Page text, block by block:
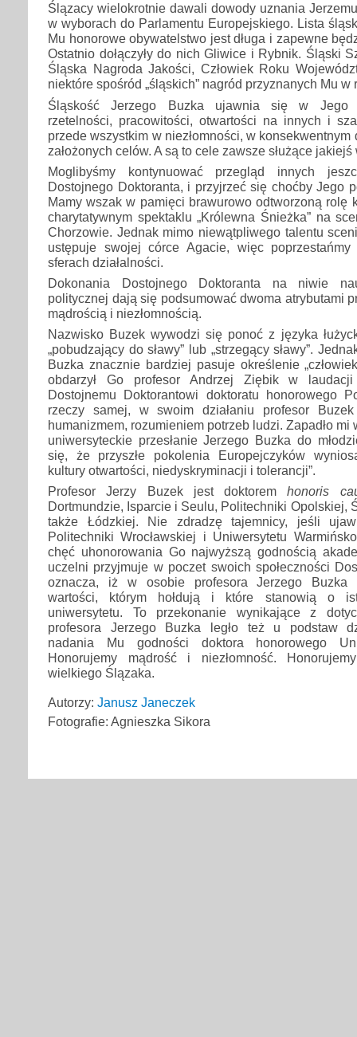
Ślązacy wielokrotnie dawali dowody uznania
w wyborach do Parlamentu Europejskiego. Lista
Mu honorowe obywatelstwo jest długa i zapewne
Ostatnio dołączyły do nich Gliwice i Rybnik. Śląski
Śląska Nagroda Jakości, Człowiek Roku
niektóre spośród „śląskich” nagród przyznanych Mu w
Śląskość Jerzego Buzka ujawnia się w Jego
rzetelności, pracowitości, otwartości na innych i
przede wszystkim w niezłomności, w
założonych celów. A są to cele zawsze służące
Moglibyśmy kontynuować przegląd innych
Dostojnego Doktoranta, i przyjrzeć się choćby Jego
Mamy wszak w pamięci brawurowo odtworzoną rolę
charytatywnym spektaklu „Królewna Śnieżka” na
Chorzowie. Jednak mimo niewątpliwego talentu
ustępuje swojej córce Agacie, więc
sferach działalności.
Dokonania Dostojnego Doktoranta na niwie
politycznej dają się podsumować dwoma atrybutami
mądrością i niezłomnością.
Nazwisko Buzek wywodzi się ponoć z języka
„pobudzający do sławy” lub „strzegący sławy”.
Buzka znacznie bardziej pasuje określenie
obdarzył Go profesor Andrzej Ziębik w
Dostojnemu Doktorantowi doktoratu honorowego
rzeczy samej, w swoim działaniu profesor
humanizmem, rozumieniem potrzeb ludzi. Zapadło mi
uniwersyteckie przesłanie Jerzego Buzka do
się, że przyszłe pokolenia Europejczyków
kultury otwartości, niedyskryminacji i tolerancji”.
Profesor Jerzy Buzek jest doktoremhonoris
Dortmundzie, Isparcie i Seulu, Politechniki Opolskiej,
także Łódzkiej. Nie zdradzę tajemnicy, jeśli
Politechniki Wrocławskiej i Uniwersytetu
chęć uhonorowania Go najwyższą godnością
uczelni przyjmuje w poczet swoich społeczności
oznacza, iż w osobie profesora Jerzego Buzka
wartości, którym hołdują i które stanowią o
uniwersytetu. To przekonanie wynikające z
profesora Jerzego Buzka legło też u podstaw
nadania Mu godności doktora honorowego
Honorujemy mądrość i niezłomność.
wielkiego Ślązaka.
Autorzy: Janusz Janeczek
Fotografie: Agnieszka Sikora